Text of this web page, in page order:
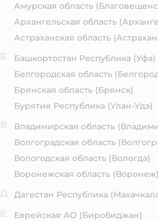
Амурская область
Архангельская область
Астраханская область
Башкортостан Республика (Уфа)
Белгородская область
Брянская область (Брянск)
Бурятия Республика (Улан-Удэ)
Владимирская область
Волгоградская область
Вологодская область (Вологда)
Воронежская область (Воронеж)
Дагестан Республика
Еврейская АО (Биробиджан)